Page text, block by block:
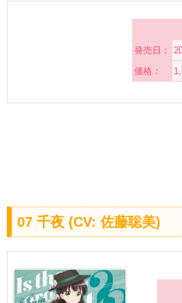
発売日：
価格：
07 千夜 (CV: 佐藤聡美)